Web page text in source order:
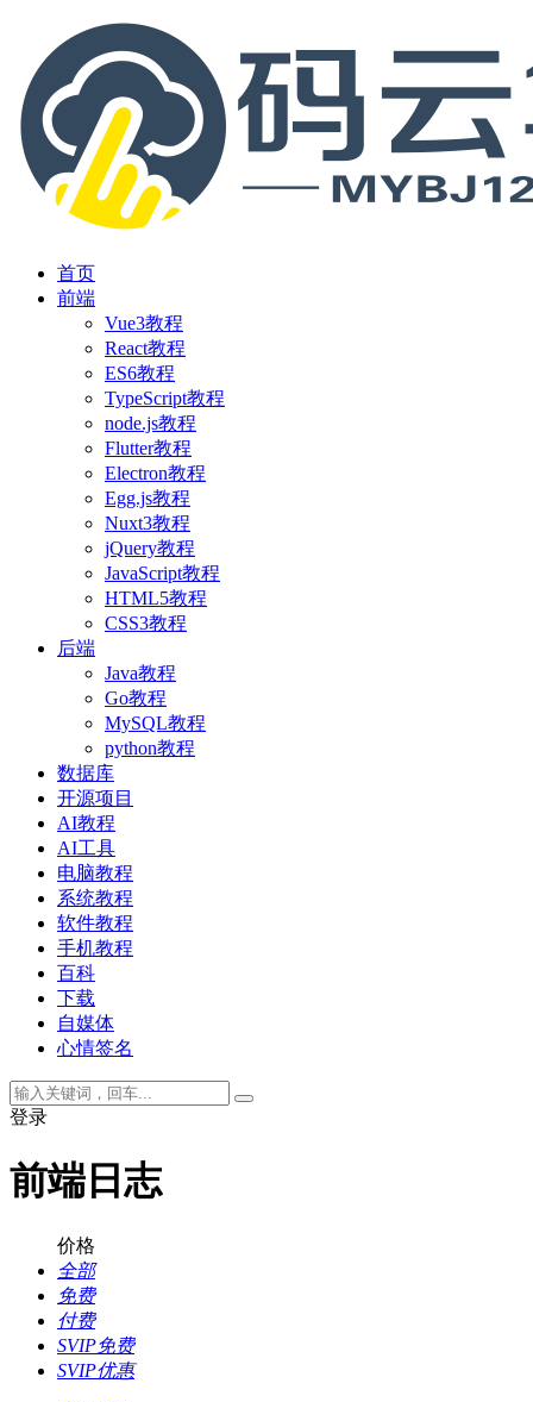
首页
前端
Vue3教程
React教程
ES6教程
TypeScript教程
node.js教程
Flutter教程
Electron教程
Egg.js教程
Nuxt3教程
jQuery教程
JavaScript教程
HTML5教程
CSS3教程
后端
Java教程
Go教程
MySQL教程
python教程
数据库
开源项目
AI教程
AI工具
电脑教程
系统教程
软件教程
手机教程
百科
下载
自媒体
心情签名
登录
前端日志
价格
全部
免费
付费
SVIP免费
SVIP优惠